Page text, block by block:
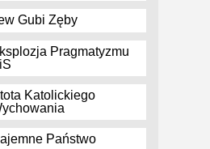
Gubi Zęby
Pragmatyzmu
Katolickiego
Państwo